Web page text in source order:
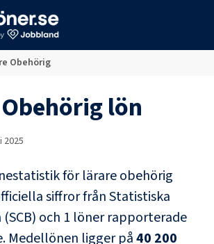
Obehörig
lön
2025
förlärare obehörig
siffror från Statistiska
och 1 löner rapporterade
. Medellönen ligger på40 200